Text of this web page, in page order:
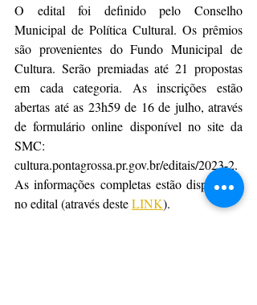
O edital foi definido pelo Conselho
Municipal de Política Cultural. Os prêmios
são provenientes do Fundo Municipal de
Cultura. Serão premiadas até 21 propostas
em cada categoria. As inscrições estão
abertas até as 23h59 de 16 de julho, através
de formulário online disponível no site da
SMC:
cultura.pontagrossa.pr.gov.br/editais/2023-2.
As informações completas estão disponíveis
no edital (através deste LINK).